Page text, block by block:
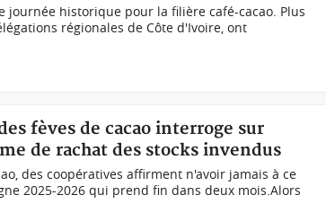
journée historique pour la filière café-cacao. Plus
régionales de Côte d'Ivoire, ont
fèves de cacao interroge sur
de rachat des stocks invendus
des coopératives affirment n'avoir jamais à ce
2025-2026 qui prend fin dans deux mois.Alors